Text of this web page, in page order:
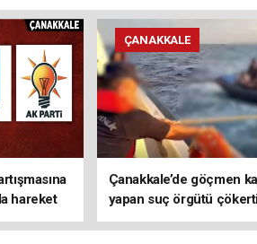
hareket
ÇANAKKALE
Çanakkale’de göçmen
yapan suç örgütü
tutuklama